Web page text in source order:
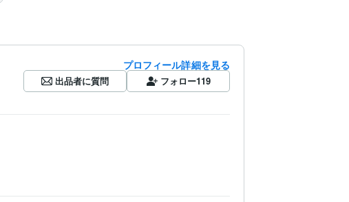
プロフィール詳細を見る
出品者に質問 フォロー119